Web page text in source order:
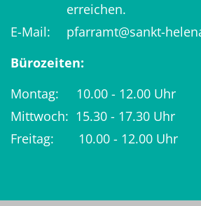
erreichen.
E-Mail:
pfarramt@sankt-
Bürozeiten:
Montag: 10.00 - 12.00 Uhr
Mittwoch: 15.30 - 17.30 Uhr
Freitag: 10.00 - 12.00 Uhr